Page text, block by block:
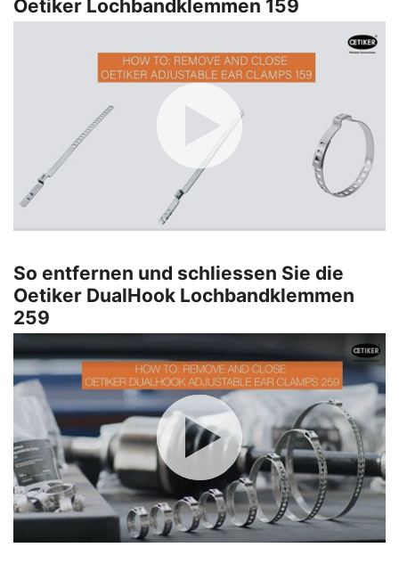
Oetiker Lochbandklemmen 159
So entfernen und schliessen Sie die
Oetiker DualHook Lochbandklemmen
259